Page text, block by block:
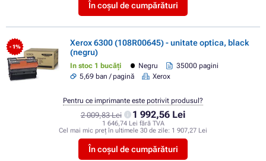
În coșul de cumpărături
- 1%
Xerox 6300 (108R00645) - unitate optica, black
(negru)
In stoc 1 bucăți Negru
35000 pagini
5,69 ban / pagină
Xerox
2 009,83 Lei 1 992,56 Lei
1 646,74 Lei fără TVA
Cel mai mic preț în ultimele 30 de zile: 1 907,27 Lei
În coșul de cumpărături
Pentru ce imprimante este potrivit produsul?